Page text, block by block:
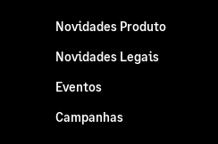
Novidades Produto
Novidades Legais
Eventos
Campanhas